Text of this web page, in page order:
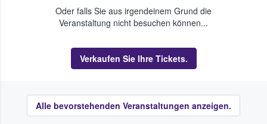
Oder falls Sie aus irgendeinem Grund die
Veranstaltung nicht besuchen können...
Verkaufen Sie Ihre Tickets.
Alle bevorstehenden Veranstaltungen anzeigen.